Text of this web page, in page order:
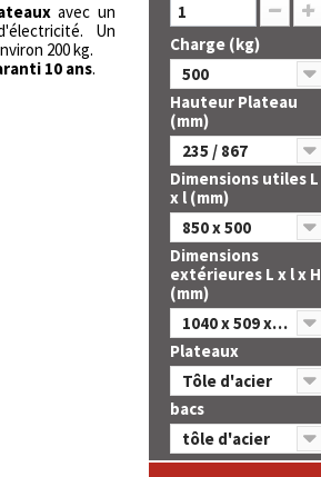
avec un
Un
200 kg.
10 ans.
Charge (kg)
500
Hauteur Plateau
(mm)
235 / 867
Dimensions utiles L
x l (mm)
850 x 500
Dimensions
extérieures L x l x H
(mm)
1040 x 509 x 867
Plateaux
Tôle d'acier
bacs
tôle d'acier